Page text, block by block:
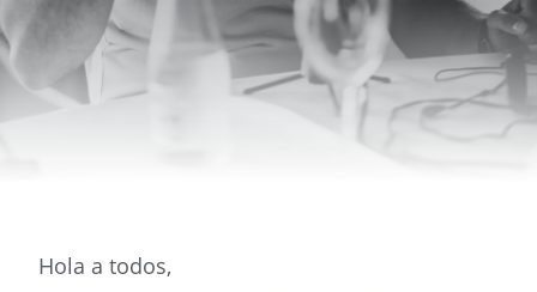
Hola a todos,